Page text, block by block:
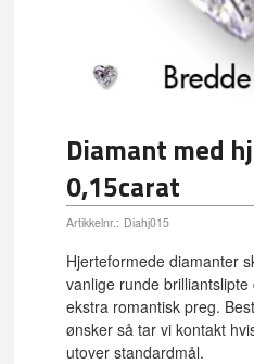
Diamant med
0,15carat
Artikkelnr.: Diahj015
Hjerteformede diamanter
vanlige runde
ekstra romantisk preg.
ønsker så tar vi kontakt
utover standardmål.